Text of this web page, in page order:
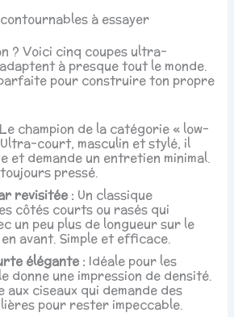
à essayer
? Voici cinq coupes ultra-
à presque tout le monde.
pour construire ton propre
Le champion de la catégorie « low-
court, masculin et stylé, il
et demande un entretien minimal.
pressé.
revisitée : Un classique
côtés courts ou rasés qui
un peu plus de longueur sur le
avant. Simple et efficace.
élégante : Idéale pour les
donne une impression de densité.
aux ciseaux qui demande des
pour rester impeccable.